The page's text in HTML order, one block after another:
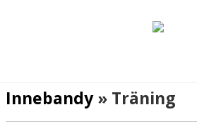
Innebandy» Träning